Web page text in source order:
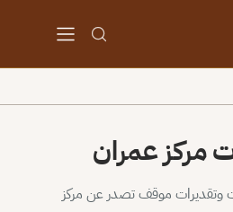
مركز عمران
وتقديرات موقف تصدر عن مركز